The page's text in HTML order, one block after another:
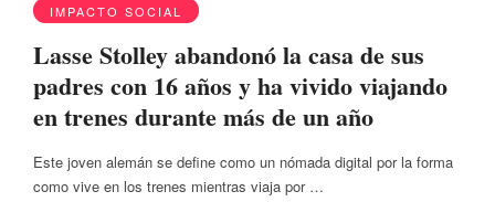
IMPACTO SOCIAL
Lasse Stolley abandonó la casa de sus
padres con 16 años y ha vivido viajando
en trenes durante más de un año
Este joven alemán se define como un nómada digital por la forma
como vive en los trenes mientras viaja por …